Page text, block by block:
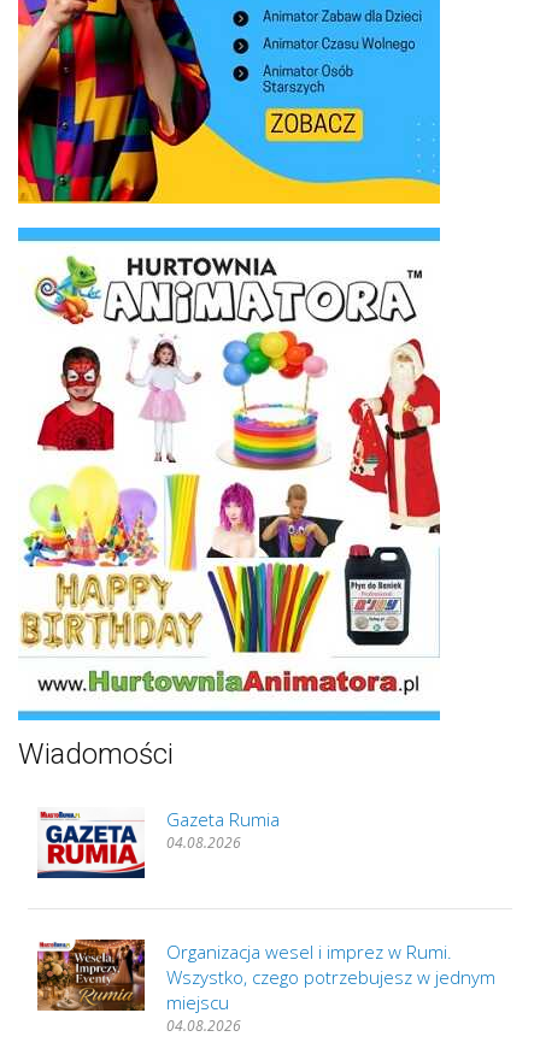
Wiadomości
Gazeta Rumia
04.08.2026
Organizacja wesel i imprez w Rumi.
Wszystko, czego potrzebujesz w jednym
miejscu
04.08.2026